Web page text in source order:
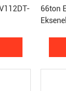
66ton EC360 Makine